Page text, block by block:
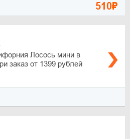
510₽
Лосось мини в
заказ от 1399 рублей